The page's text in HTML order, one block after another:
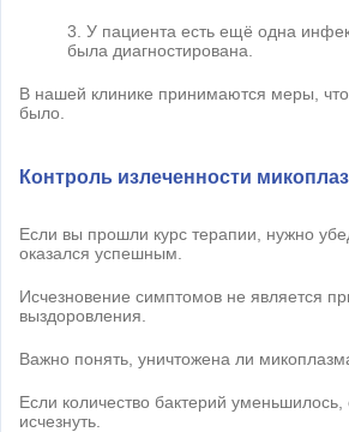
3. У пациента есть ещё одна
была диагностирована.
В нашей клинике принимаются меры,
было.
Контроль излеченности
Если вы прошли курс терапии, нужно
оказался успешным.
Исчезновение симптомов не является
выздоровления.
Важно понять, уничтожена ли
Если количество бактерий
исчезнуть.